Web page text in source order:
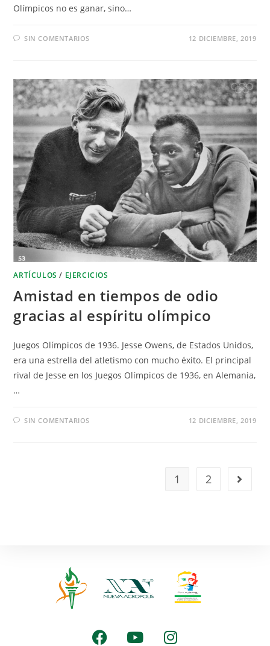
Olímpicos no es ganar, sino…
SIN COMENTARIOS 12 DICIEMBRE, 2019
ARTÍCULOS / EJERCICIOS
Amistad en tiempos de odio
gracias al espíritu olímpico
Juegos Olímpicos de 1936. Jesse Owens, de Estados Unidos,
era una estrella del atletismo con mucho éxito. El principal
rival de Jesse en los Juegos Olímpicos de 1936, en Alemania,
…
SIN COMENTARIOS 12 DICIEMBRE, 2019
1 2